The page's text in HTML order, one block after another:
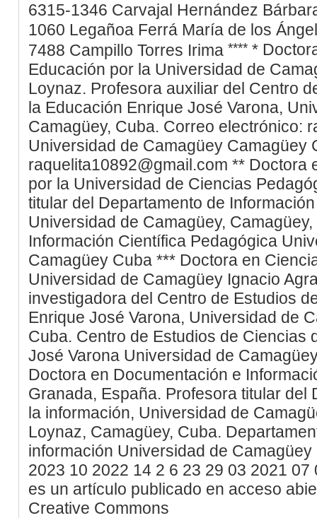
6315-1346 Carvajal Hernández
1060 Legañoa Ferrá María de los
7488 Campillo Torres Irima **** *
Educación por la Universidad de
Loynaz. Profesora auxiliar del Centro
la Educación Enrique José Varona,
Camagüey, Cuba. Correo electrónico:
Universidad de Camagüey Camagüey
raquelita10892@gmail.com ** Doctora
por la Universidad de Ciencias
titular del Departamento de
Universidad de Camagüey,
Información Científica Pedagógica
Camagüey Cuba *** Doctora en
Universidad de Camagüey Ignacio
investigadora del Centro de Estudios
Enrique José Varona, Universidad de
Cuba. Centro de Estudios de Ciencias
José Varona Universidad de
Doctora en Documentación e
Granada, España. Profesora titular del
la información, Universidad de
Loynaz, Camagüey, Cuba.
información Universidad de Camagüey
2023 10 2022 14 2 6 23 29 03 2021 07
es un artículo publicado en acceso
Creative Commons